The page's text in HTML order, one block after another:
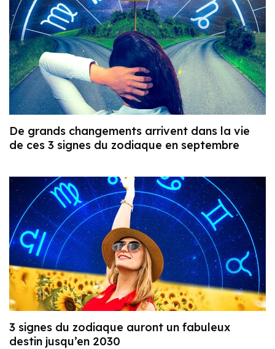
De grands changements arrivent dans la vie
de ces 3 signes du zodiaque en septembre
3 signes du zodiaque auront un fabuleux
destin jusqu’en 2030